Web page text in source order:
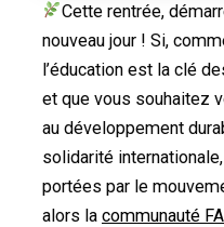
Cette rentrée,
nouveau jour ! Si,
l’éducation est la clé
et que vous souhaitez
au développement
solidarité
portées par le
alors la communauté